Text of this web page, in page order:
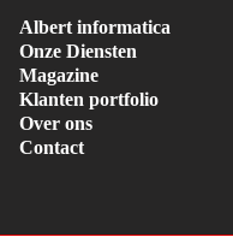
Albert informatica
Onze Diensten
Magazine
Klanten portfolio
Over ons
Contact